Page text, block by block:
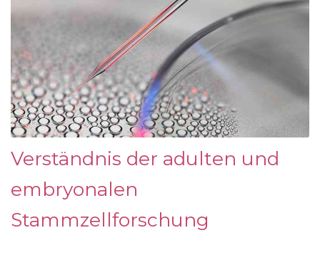
Verständnis der adulten und
embryonalen
Stammzellforschung